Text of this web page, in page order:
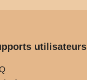
utilisateurs